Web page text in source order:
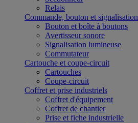
Relais
Commande, bouton et signalisation
Bouton et boîte à boutons
Avertisseur sonore
Signalisation lumineuse
Commutateur
Cartouche et coupe-circuit
Cartouches
Coupe-circuit
Coffret et prise industriels
Coffret d'équipement
Coffret de chantier
Prise et fiche industrielle